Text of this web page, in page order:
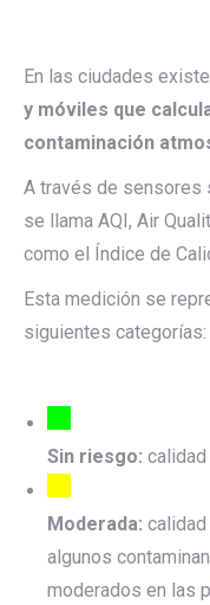
En las ciudades
y móviles que
contaminación
A través de sensores
se llama AQI, Air
como el Índice de
Esta medición se
siguientes categorías:
Sin riesgo:
Moderada:
algunos
moderados en las